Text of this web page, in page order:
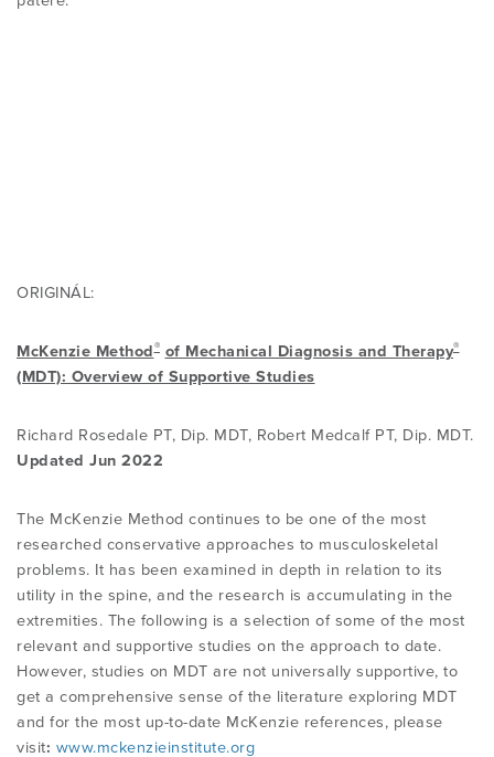
ORIGINÁL:
McKenzie Method® of Mechanical Diagnosis and Therapy®
(MDT): Overview of Supportive Studies
Richard Rosedale PT, Dip. MDT, Robert Medcalf PT, Dip. MDT.
Updated Jun 2022
The McKenzie Method continues to be one of the most
researched conservative approaches to musculoskeletal
problems. It has been examined in depth in relation to its
utility in the spine, and the research is accumulating in the
extremities. The following is a selection of some of the most
relevant and supportive studies on the approach to date.
However, studies on MDT are not universally supportive, to
get a comprehensive sense of the literature exploring MDT
and for the most up-to-date McKenzie references, please
visit: www.mckenzieinstitute.org